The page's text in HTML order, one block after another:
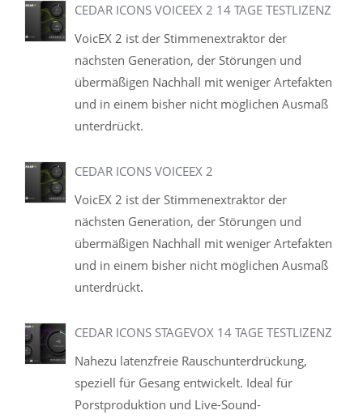
CEDAR ICONS VOICEEX 2 14 TAGE TESTLIZENZ
VoicEX 2 ist der Stimmenextraktor der
nächsten Generation, der Störungen und
übermäßigen Nachhall mit weniger Artefakten
und in einem bisher nicht möglichen Ausmaß
unterdrückt.
CEDAR ICONS VOICEEX 2
VoicEX 2 ist der Stimmenextraktor der
nächsten Generation, der Störungen und
übermäßigen Nachhall mit weniger Artefakten
und in einem bisher nicht möglichen Ausmaß
unterdrückt.
CEDAR ICONS STAGEVOX 14 TAGE TESTLIZENZ
Nahezu latenzfreie Rauschunterdrückung,
speziell für Gesang entwickelt. Ideal für
Porstproduktion und Live-Sound-